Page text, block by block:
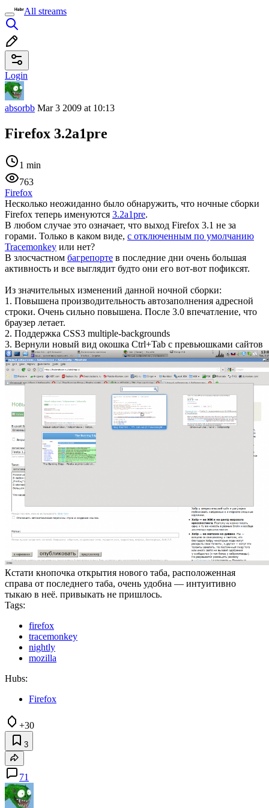
All streams
Login
absorbb Mar 3 2009 at 10:13
Firefox 3.2a1pre
1 min
763
Firefox
Несколько неожиданно было обнаружить, что ночные сборки
Firefox теперь именуются 3.2a1pre.
В любом случае это означает, что выход Firefox 3.1 не за
горами. Только в каком виде, с отключенным по умолчанию
Tracemonkey или нет?
В злосчастном багрепорте в последние дни очень большая
активность и все выглядит будто они его вот-вот пофиксят.
Из значительных изменений данной ночной сборки:
1. Повышена производительность автозаполнения адресной
строки. Очень сильно повышена. После 3.0 впечатление, что
браузер летает.
2. Поддержка CSS3 multiple-backgrounds
3. Вернули новый вид окошка Ctrl+Tab с превьюшками сайтов
Кстати кнопочка открытия нового таба, расположенная
справа от последнего таба, очень удобна — интуитивно
тыкаю в неё. привыкать не пришлось.
Tags:
firefox
tracemonkey
nightly
mozilla
Hubs:
Firefox
+30
3
71